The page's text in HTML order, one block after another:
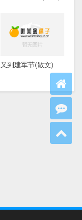
又到建军节(散文)